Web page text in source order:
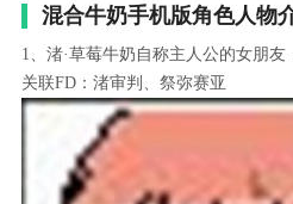
混合牛奶手机版角色人物
1、渚·草莓牛奶自称主人公的女朋友
关联FD：渚审判、祭弥赛亚